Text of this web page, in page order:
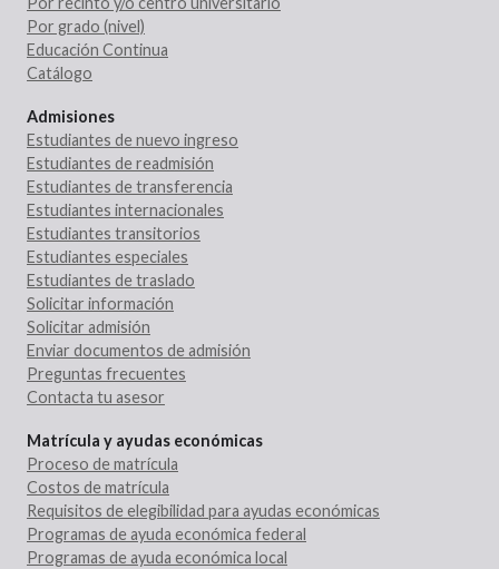
Por grado (nivel)
Educación Continua
Catálogo
Admisiones
Estudiantes de nuevo ingreso
Estudiantes de readmisión
Estudiantes de transferencia
Estudiantes internacionales
Estudiantes transitorios
Estudiantes especiales
Estudiantes de traslado
Solicitar información
Solicitar admisión
Enviar documentos de admisión
Preguntas frecuentes
Contacta tu asesor
Matrícula y ayudas económicas
Proceso de matrícula
Costos de matrícula
Requisitos de elegibilidad para ayudas económicas
Programas de ayuda económica federal
Programas de ayuda económica local